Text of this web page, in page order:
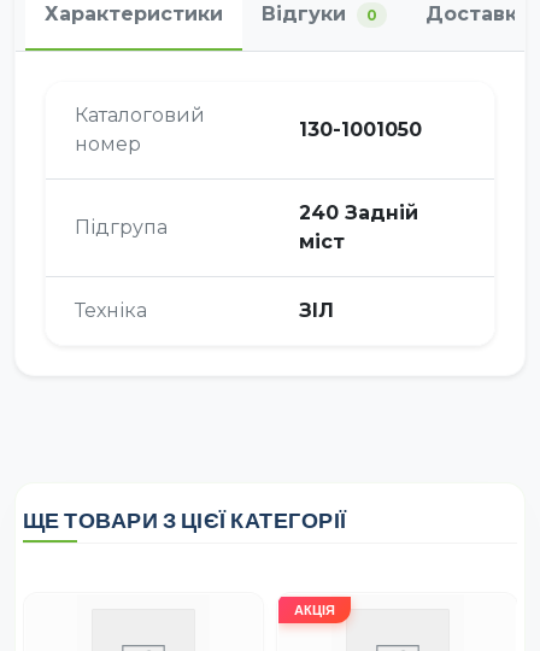
Характеристики Відгуки 0 Доставка
Каталоговий
номер
130-1001050
Підгрупа
240 Задній
міст
Техніка ЗІЛ
ЩЕ ТОВАРИ З ЦІЄЇ КАТЕГОРІЇ
АКЦІЯ